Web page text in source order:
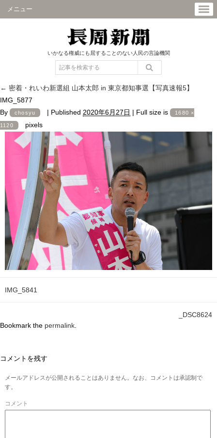
メニュー
いかなる権威にも屈することのない人民の言論機関
← 密着・れいわ新選組 山本太郎 in 東京都知事選【写真速報5】
IMG_5877
By
chosyu | Published 2020年6月27日 | Full size is 1680 ×
1120 pixels
IMG_5841
_DSC8624
Bookmark the permalink
コメントを残す
メールアドレスが公開されることはありません。なお、コメントは承認制で
す。
コメント